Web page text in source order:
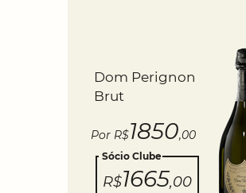
Dom Perignon
Brut
Por R$1850,00
Sócio Clube
R$1665,00